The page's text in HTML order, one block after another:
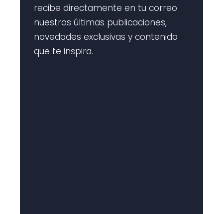
recibe directamente en tu correo
nuestras últimas publicaciones,
novedades exclusivas y contenido
que te inspira.